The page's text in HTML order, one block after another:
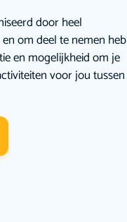
door heel
om deel te nemen heb
en mogelijkheid om je
voor jou tussen